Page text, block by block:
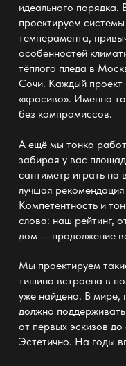
идеального порядка.
проектируем
темперамента,
особенностей
тёплого пледа в
Сочи. Каждый проект
«красиво». Именно
без компромиссов.
А ещё мы тонко
забирая у вас
сантиметр играть на
лучшая
Компетентность и
слова: наш рейтинг,
дом — продолжение
Мы проектируем
тишина встроена в
уже найдено. В мире,
должно
от первых эскизов
Эстетично. На годы